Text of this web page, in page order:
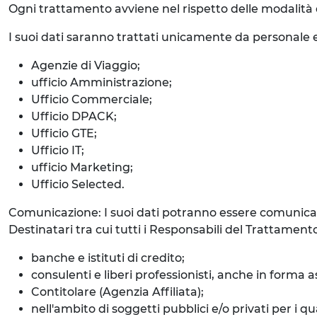
Ogni trattamento avviene nel rispetto delle modalità
I suoi dati saranno trattati unicamente da personale
Agenzie di Viaggio;
ufficio Amministrazione;
Ufficio Commerciale;
Ufficio DPACK;
Ufficio GTE;
Ufficio IT;
ufficio Marketing;
Ufficio Selected.
Comunicazione: I suoi dati potranno essere
Destinatari tra cui tutti i Responsabili del
banche e istituti di credito;
consulenti e liberi professionisti, anche in forma
Contitolare (Agenzia Affiliata);
nell'ambito di soggetti pubblici e/o privati per i